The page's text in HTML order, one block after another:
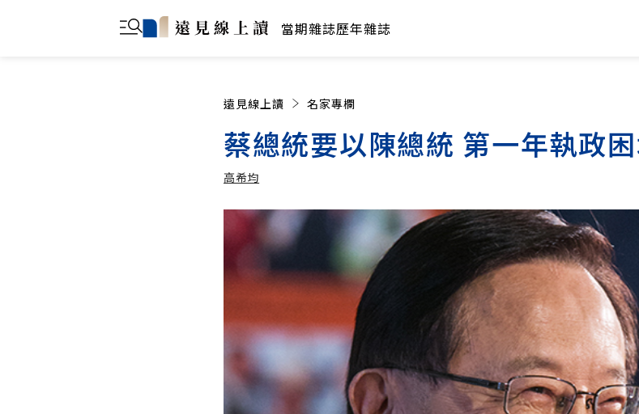
當期雜誌歷年雜誌
遠見線上讀 名家專欄
蔡總統要以陳總統 第一年執政
高希均
高希均 加入追蹤